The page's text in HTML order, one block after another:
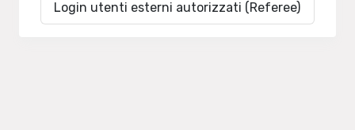
Login utenti esterni autorizzati (Referee)